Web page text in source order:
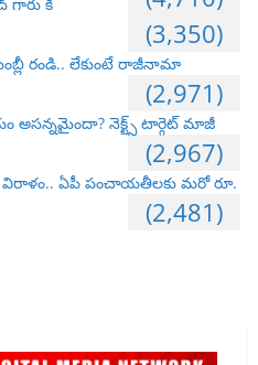
(3,350)
రండి.. లేకుంటే రాజీనామా
(2,971)
అసన్నమైందా? నెక్ట్స్ టార్గెట్ మాజీ
(2,967)
విరాళం.. ఏపీ పంచాయతీలకు మరో రూ.
(2,481)